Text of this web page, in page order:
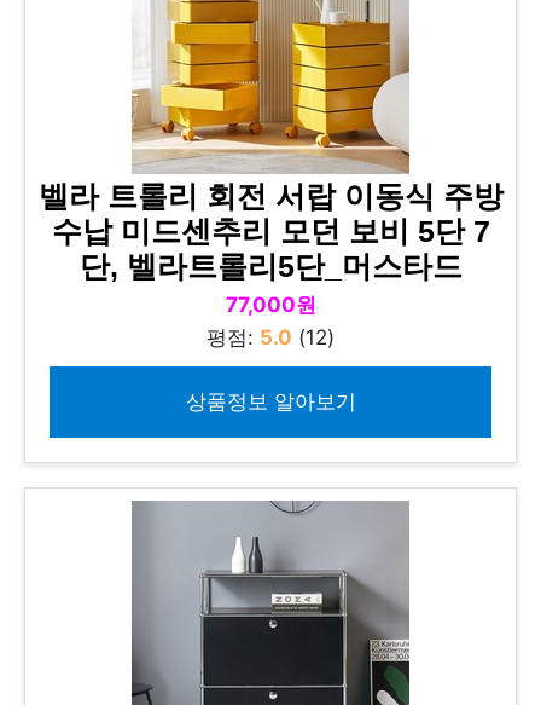
벨라 트롤리 회전 서랍 이동식 주방
수납 미드센추리 모던 보비 5단 7
단, 벨라트롤리5단_머스타드
77,000원
평점: 5.0 (12)
상품정보 알아보기